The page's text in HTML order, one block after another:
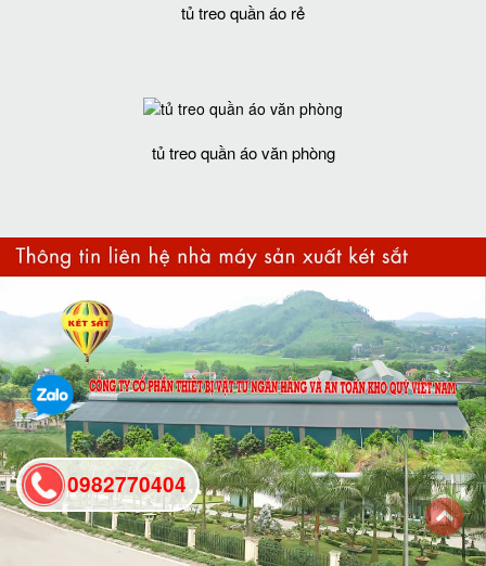
tủ treo quần áo rẻ
tủ treo quần áo văn phòng
0982770404
back